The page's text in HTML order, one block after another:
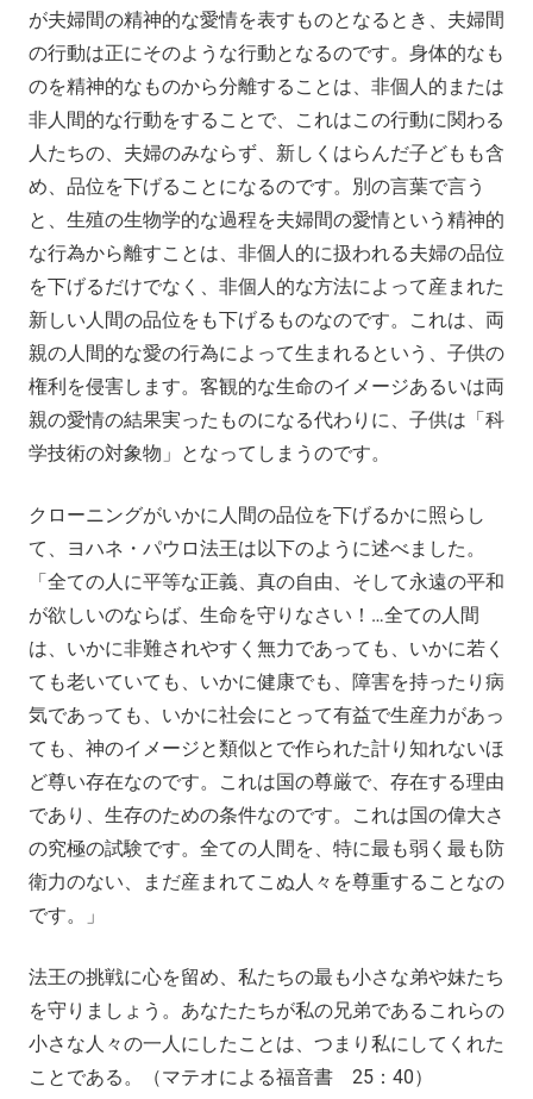
が夫婦間の精神的な愛情を表すものとなるとき、夫婦間
の行動は正にそのような行動となるのです。身体的なも
のを精神的なものから分離することは、非個人的または
非人間的な行動をすることで、これはこの行動に関わる
人たちの、夫婦のみならず、新しくはらんだ子どもも含
め、品位を下げることになるのです。別の言葉で言う
と、生殖の生物学的な過程を夫婦間の愛情という精神的
な行為から離すことは、非個人的に扱われる夫婦の品位
を下げるだけでなく、非個人的な方法によって産まれた
新しい人間の品位をも下げるものなのです。これは、両
親の人間的な愛の行為によって生まれるという、子供の
権利を侵害します。客観的な生命のイメージあるいは両
親の愛情の結果実ったものになる代わりに、子供は「科
学技術の対象物」となってしまうのです。
クローニングがいかに人間の品位を下げるかに照らし
て、ヨハネ・パウロ法王は以下のように述べました。
「全ての人に平等な正義、真の自由、そして永遠の平和
が欲しいのならば、生命を守りなさい！…全ての人間
は、いかに非難されやすく無力であっても、いかに若く
ても老いていても、いかに健康でも、障害を持ったり病
気であっても、いかに社会にとって有益で生産力があっ
ても、神のイメージと類似とで作られた計り知れないほ
ど尊い存在なのです。これは国の尊厳で、存在する理由
であり、生存のための条件なのです。これは国の偉大さ
の究極の試験です。全ての人間を、特に最も弱く最も防
衛力のない、まだ産まれてこぬ人々を尊重することなの
です。」
法王の挑戦に心を留め、私たちの最も小さな弟や妹たち
を守りましょう。あなたたちが私の兄弟であるこれらの
小さな人々の一人にしたことは、つまり私にしてくれた
ことである。（マテオによる福音書 25：40）